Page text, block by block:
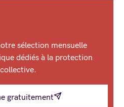
sélection mensuelle
dédiés à la protection
gratuitement